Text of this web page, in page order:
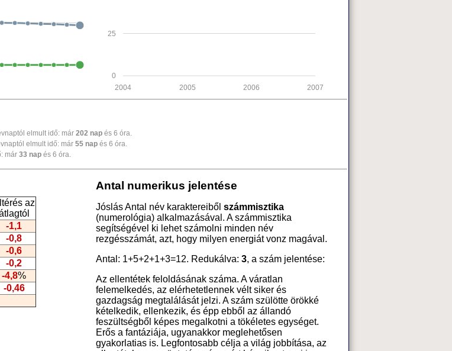
0
25
2007
2006
2005
2004
elmult idő: már 202 nap és 6 óra.
elmult idő: már 55 nap és 6 óra.
már 33 nap és 6 óra.
az
-1,1
-0,8
-0,6
-0,2
-4,8%
-0,46
Antal numerikus jelentése
Jóslás Antal név karaktereiből számmisztika
(numerológia) alkalmazásával. A számmisztika
segítségével ki lehet számolni minden név
rezgésszámát, azt, hogy milyen energiát vonz magával.
Antal: 1+5+2+1+3=12. Redukálva: 3, a szám jelentése:
Az ellentétek feloldásának száma. A váratlan
felemelkedés, az elérhetetlennek vélt siker és
gazdagság megtalálását jelzi. A szám szülötte örökké
kételkedik, ellenkezik, és épp ebből az állandó
feszültségből képes megalkotni a tökéletes egységet.
Erős a fantáziája, ugyanakkor meglehetősen
gyakorlatias is. Legfontosabb célja a világ jobbítása, az